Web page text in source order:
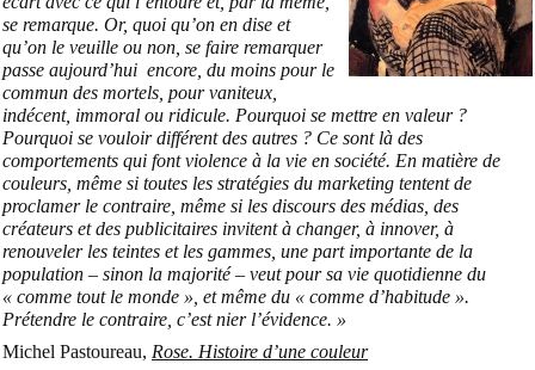
se remarque. Or, quoi qu’on en dise et
qu’on le veuille ou non, se faire remarquer
passe aujourd’hui encore, du moins pour le
commun des mortels, pour vaniteux,
indécent, immoral ou ridicule. Pourquoi se mettre en valeur ?
Pourquoi se vouloir différent des autres ? Ce sont là des
comportements qui font violence à la vie en société. En matière de
couleurs, même si toutes les stratégies du marketing tentent de
proclamer le contraire, même si les discours des médias, des
créateurs et des publicitaires invitent à changer, à innover, à
renouveler les teintes et les gammes, une part importante de la
population – sinon la majorité – veut pour sa vie quotidienne du
« comme tout le monde », et même du « comme d’habitude ».
Prétendre le contraire, c’est nier l’évidence. »
Michel Pastoureau, Rose. Histoire d’une couleur